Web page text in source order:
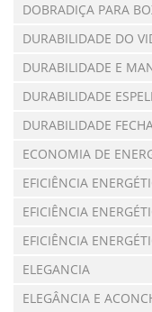
DOBRADIÇA PARA
DURABILIDADE DO
DURABILIDADE E
DURABILIDADE
DURABILIDADE
ECONOMIA DE
EFICIÊNCIA
EFICIÊNCIA
EFICIÊNCIA
ELEGANCIA
ELEGÂNCIA E